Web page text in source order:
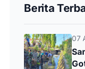
Berita
07